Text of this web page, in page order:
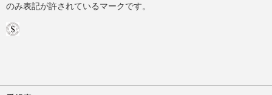
のみ表記が許されているマークです。